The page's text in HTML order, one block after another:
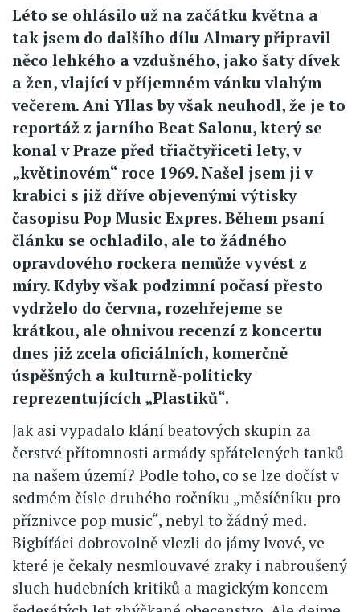
Léto se ohlásilo už na začátku května a
tak jsem do dalšího dílu Almary připravil
něco lehkého a vzdušného, jako šaty dívek
a žen, vlající v příjemném vánku vlahým
večerem. Ani Yllas by však neuhodl, že je to
reportáž z jarního Beat Salonu, který se
konal v Praze před třiačtyřiceti lety, v
„květinovém“ roce 1969. Našel jsem ji v
krabici s již dříve objevenými výtisky
časopisu Pop Music Expres. Během psaní
článku se ochladilo, ale to žádného
opravdového rockera nemůže vyvést z
míry. Kdyby však podzimní počasí přesto
vydrželo do června, rozehřejeme se
krátkou, ale ohnivou recenzí z koncertu
dnes již zcela oficiálních, komerčně
úspěšných a kulturně-politicky
reprezentujících „Plastiků“.
Jak asi vypadalo klání beatových skupin za
čerstvé přítomnosti armády spřátelených tanků
na našem území? Podle toho, co se lze dočíst v
sedmém čísle druhého ročníku „měsíčníku pro
příznivce pop music“, nebyl to žádný med.
Bigbíťáci dobrovolně vlezli do jámy lvové, ve
které je čekaly nesmlouvavé zraky i nabroušený
sluch hudebních kritiků a magickým koncem